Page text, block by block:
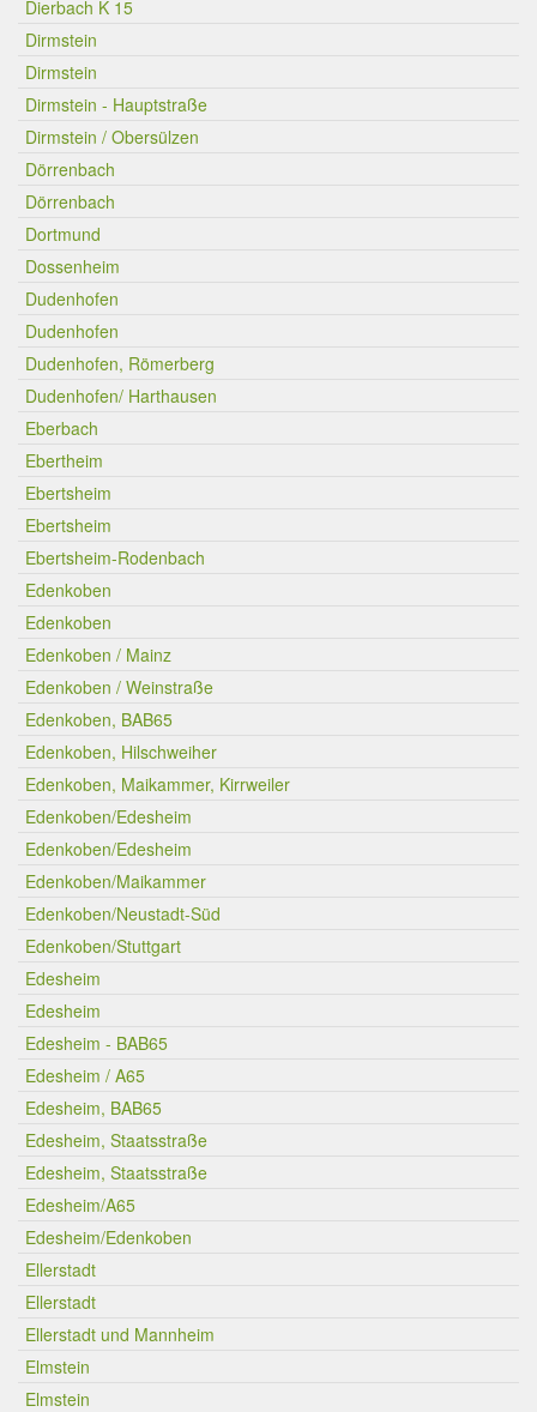
Dierbach K 15
Dirmstein
Dirmstein
Dirmstein - Hauptstraße
Dirmstein / Obersülzen
Dörrenbach
Dörrenbach
Dortmund
Dossenheim
Dudenhofen
Dudenhofen
Dudenhofen, Römerberg
Dudenhofen/ Harthausen
Eberbach
Ebertheim
Ebertsheim
Ebertsheim
Ebertsheim-Rodenbach
Edenkoben
Edenkoben
Edenkoben / Mainz
Edenkoben / Weinstraße
Edenkoben, BAB65
Edenkoben, Hilschweiher
Edenkoben, Maikammer, Kirrweiler
Edenkoben/Edesheim
Edenkoben/Edesheim
Edenkoben/Maikammer
Edenkoben/Neustadt-Süd
Edenkoben/Stuttgart
Edesheim
Edesheim
Edesheim - BAB65
Edesheim / A65
Edesheim, BAB65
Edesheim, Staatsstraße
Edesheim, Staatsstraße
Edesheim/A65
Edesheim/Edenkoben
Ellerstadt
Ellerstadt
Ellerstadt und Mannheim
Elmstein
Elmstein